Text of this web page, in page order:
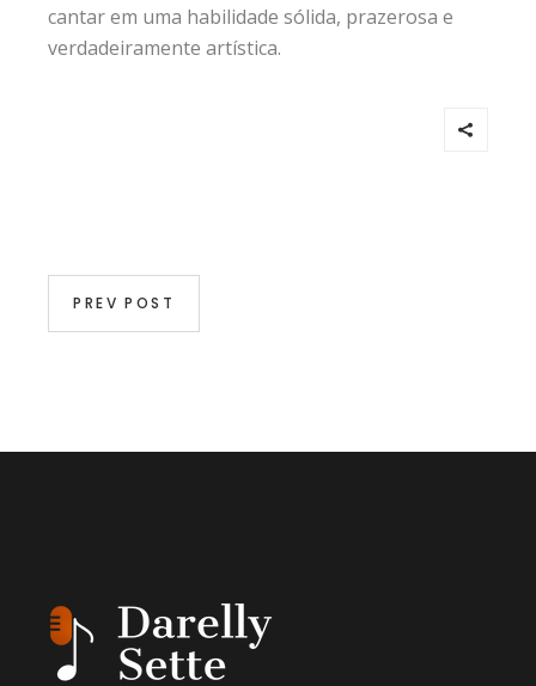
cantar em uma habilidade sólida, prazerosa e
verdadeiramente artística.
PREV POST